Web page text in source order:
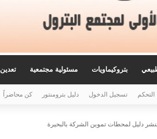
بتروكيماويات مسئولية مجتمعية تعدين
تسجيل الدخول دليل بترومنتور كن محاضراً
دليل لمحطات تموين الشركة بالبحيرة